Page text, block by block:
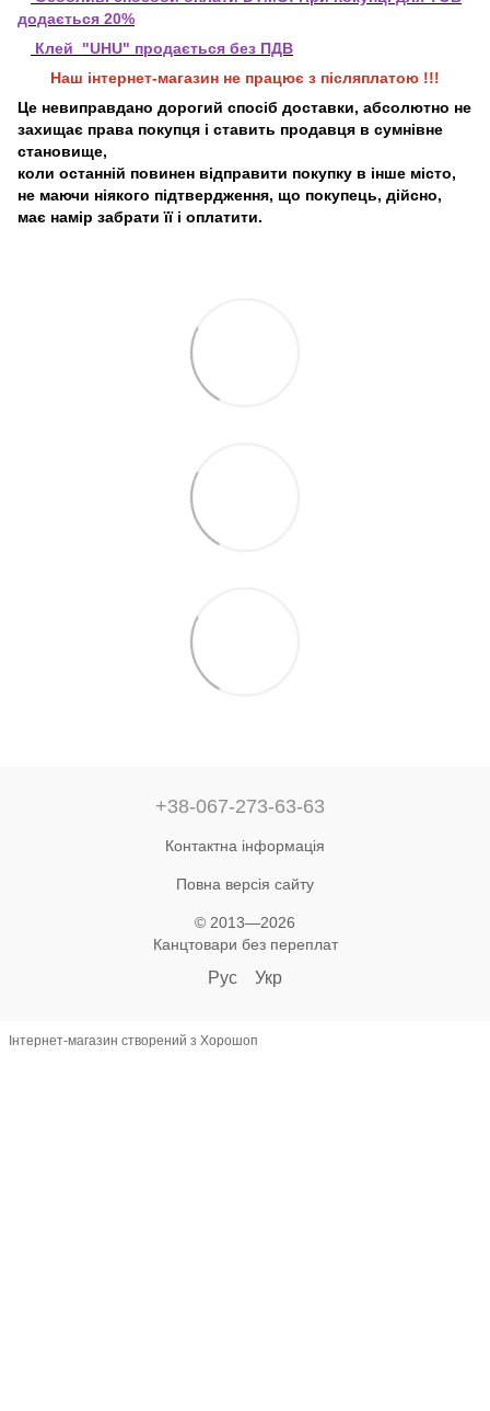
додається 20%
Клей "UHU" продається без ПДВ
Наш інтернет-магазин не працює з післяплатою !!!
Це невиправдано дорогий спосіб доставки, абсолютно не
захищає права покупця і ставить продавця в сумнівне
становище,
коли останній повинен відправити покупку в інше місто,
не маючи ніякого підтвердження, що покупець, дійсно,
має намір забрати її і оплатити.
+38-067-273-63-63
Контактна інформація
Повна версія сайту
© 2013—2026
Канцтовари без переплат
Рус Укр
Інтернет-магазин створений з Хорошоп